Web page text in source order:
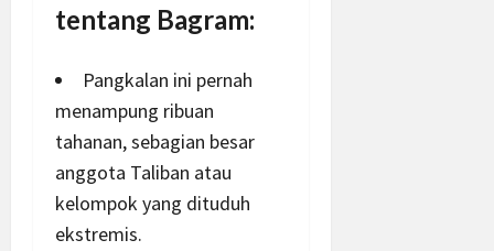
tentang Bagram:
Pangkalan ini pernah
menampung ribuan
tahanan, sebagian besar
anggota Taliban atau
kelompok yang dituduh
ekstremis.